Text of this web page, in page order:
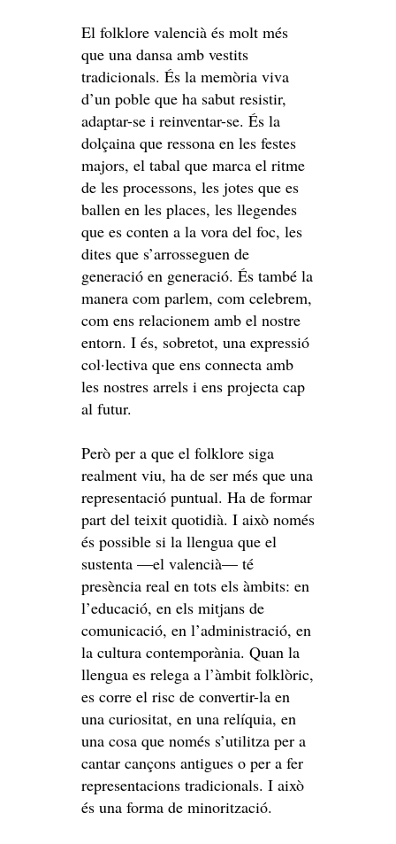
El folklore valencià és molt més
que una dansa amb vestits
tradicionals. És la memòria viva
d’un poble que ha sabut resistir,
adaptar-se i reinventar-se. És la
dolçaina que ressona en les festes
majors, el tabal que marca el ritme
de les processons, les jotes que es
ballen en les places, les llegendes
que es conten a la vora del foc, les
dites que s’arrosseguen de
generació en generació. És també la
manera com parlem, com celebrem,
com ens relacionem amb el nostre
entorn. I és, sobretot, una expressió
col·lectiva que ens connecta amb
les nostres arrels i ens projecta cap
al futur.
Però per a que el folklore siga
realment viu, ha de ser més que una
representació puntual. Ha de formar
part del teixit quotidià. I això només
és possible si la llengua que el
sustenta —el valencià— té
presència real en tots els àmbits: en
l’educació, en els mitjans de
comunicació, en l’administració, en
la cultura contemporània. Quan la
llengua es relega a l’àmbit folklòric,
es corre el risc de convertir-la en
una curiositat, en una relíquia, en
una cosa que només s’utilitza per a
cantar cançons antigues o per a fer
representacions tradicionals. I això
és una forma de minorització.